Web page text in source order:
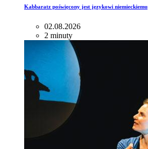
Kabbaratz poświęcony jest językowi niemieckiemu
02.08.2026
2 minuty